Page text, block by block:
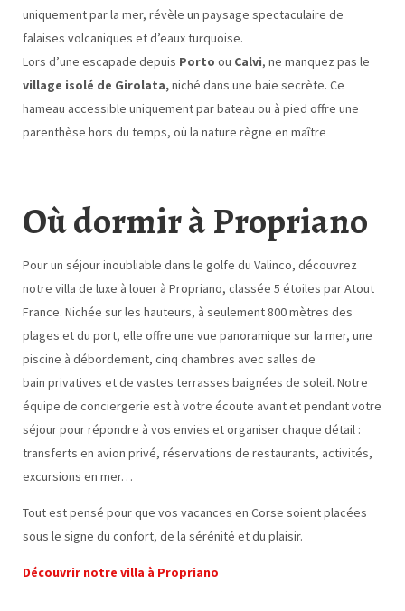
uniquement par la mer, révèle un paysage spectaculaire de
falaises volcaniques et d’eaux turquoise.
Lors d’une escapade depuis Porto ou Calvi, ne manquez pas le
village isolé de Girolata,niché dans une baie secrète. Ce
hameau accessible uniquement par bateau ou à pied offre une
parenthèse hors du temps, où la nature règne en maître
Où dormir à Propriano
Pour un séjour inoubliable dans le golfe du Valinco, découvrez
notre villa de luxe à louer à Propriano, classée 5 étoiles par Atout
France. Nichée sur les hauteurs, à seulement 800 mètres des
plages et du port, elle offre une vue panoramique sur la mer, une
piscine à débordement, cinq chambres avec salles de
bain privatives et de vastes terrasses baignées de soleil. Notre
équipe de conciergerie est à votre écoute avant et pendant votre
séjour pour répondre à vos envies et organiser chaque détail :
transferts en avion privé, réservations de restaurants, activités,
excursions en mer…
Tout est pensé pour que vos vacances en Corse soient placées
sous le signe du confort, de la sérénité et du plaisir.
Découvrir notre villa à Propriano